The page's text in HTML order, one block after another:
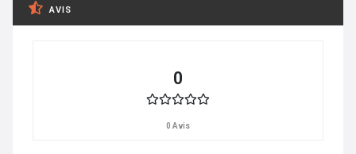
AVIS
0
0 Avis